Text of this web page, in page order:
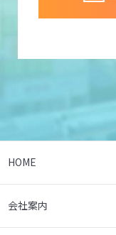
HOME
会社案内